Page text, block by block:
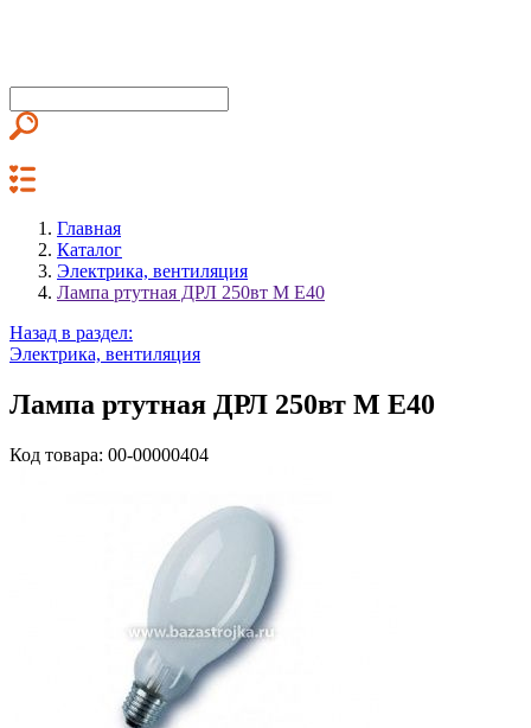
Главная
Каталог
Электрика, вентиляция
Лампа ртутная ДРЛ 250вт М Е40
Назад в раздел:
Электрика, вентиляция
Лампа ртутная ДРЛ 250вт М Е40
Код товара: 00-00000404